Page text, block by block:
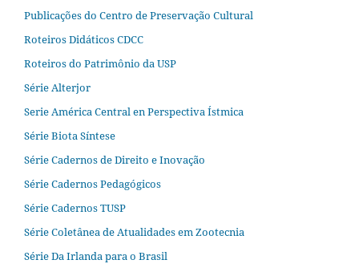
Publicações do Centro de Preservação Cultural
Roteiros Didáticos CDCC
Roteiros do Patrimônio da USP
Série Alterjor
Serie América Central en Perspectiva Ístmica
Série Biota Síntese
Série Cadernos de Direito e Inovação
Série Cadernos Pedagógicos
Série Cadernos TUSP
Série Coletânea de Atualidades em Zootecnia
Série Da Irlanda para o Brasil